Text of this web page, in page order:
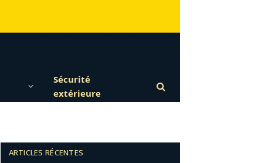
Sécurité
extérieure
ARTICLES RÉCENTES